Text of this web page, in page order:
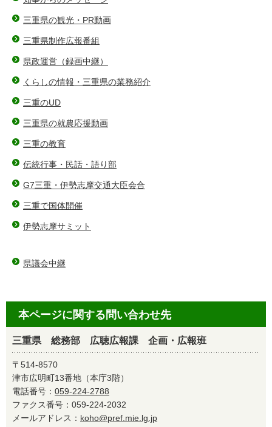
三重県の観光・PR動画
三重県制作広報番組
県政運営（録画中継）
くらしの情報・三重県の業務紹介
三重のUD
三重県の就農応援動画
三重の教育
伝統行事・民話・語り部
G7三重・伊勢志摩交通大臣会合
三重で国体開催
伊勢志摩サミット
県議会中継
本ページに関する問い合わせ先
三重県 総務部 広聴広報課 企画・広報班
〒514-8570
津市広明町13番地（本庁3階）
電話番号： 059-224-2788
ファクス番号：059-224-2032
メールアドレス： koho@pref.mie.lg.jp